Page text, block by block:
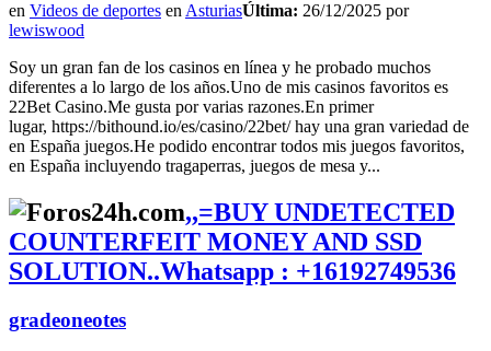
en Videos de deportes en AsturiasÚltima: 26/12/2025 por
lewiswood
Soy un gran fan de los casinos en línea y he probado muchos
diferentes a lo largo de los años.Uno de mis casinos favoritos es
22Bet Casino.Me gusta por varias razones.En primer
lugar, https://bithound.io/es/casino/22bet/ hay una gran variedad de
en España juegos.He podido encontrar todos mis juegos favoritos,
en España incluyendo tragaperras, juegos de mesa y...
,,=BUY UNDETECTED
COUNTERFEIT MONEY AND SSD
SOLUTION..Whatsapp : +16192749536
gradeoneotes